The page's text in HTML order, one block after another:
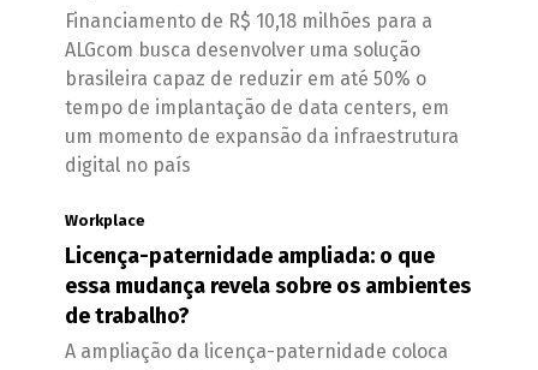
Financiamento de R$ 10,18 milhões para a
ALGcom busca desenvolver uma solução
brasileira capaz de reduzir em até 50% o
tempo de implantação de data centers, em
um momento de expansão da infraestrutura
digital no país
Workplace
Licença-paternidade ampliada: o que
essa mudança revela sobre os ambientes
de trabalho?
A ampliação da licença-paternidade coloca